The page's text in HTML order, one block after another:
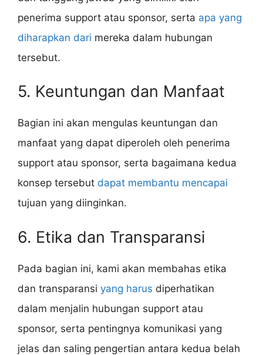
penerima support atau sponsor, serta apa yang
diharapkan dari mereka dalam hubungan
tersebut.
5. Keuntungan dan Manfaat
Bagian ini akan mengulas keuntungan dan
manfaat yang dapat diperoleh oleh penerima
support atau sponsor, serta bagaimana kedua
konsep tersebut dapat membantu mencapai
tujuan yang diinginkan.
6. Etika dan Transparansi
Pada bagian ini, kami akan membahas etika
dan transparansi yang harus diperhatikan
dalam menjalin hubungan support atau
sponsor, serta pentingnya komunikasi yang
jelas dan saling pengertian antara kedua belah